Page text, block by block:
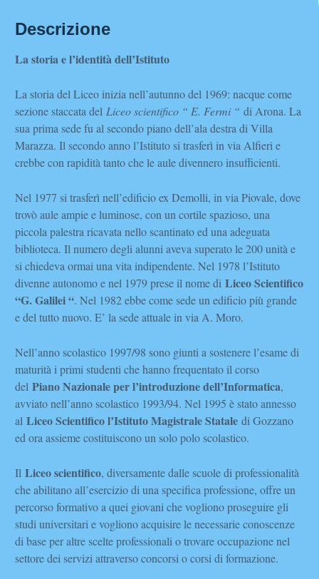
Descrizione
La storia e l’identità dell’Istituto
La storia del Liceo inizia nell’autunno del 1969: nacque come
sezione staccata del Liceo scientifico “ E. Fermi “ di Arona. La
sua prima sede fu al secondo piano dell’ala destra di Villa
Marazza. Il secondo anno l’Istituto si trasferì in via Alfieri e
crebbe con rapidità tanto che le aule divennero insufficienti.
Nel 1977 si trasferì nell’edificio ex Demolli, in via Piovale, dove
trovò aule ampie e luminose, con un cortile spazioso, una
piccola palestra ricavata nello scantinato ed una adeguata
biblioteca. Il numero degli alunni aveva superato le 200 unità e
si chiedeva ormai una vita indipendente. Nel 1978 l’Istituto
divenne autonomo e nel 1979 prese il nome di Liceo Scientifico
“G. Galilei “. Nel 1982 ebbe come sede un edificio più grande
e del tutto nuovo. E’ la sede attuale in via A. Moro.
Nell’anno scolastico 1997/98 sono giunti a sostenere l’esame di
maturità i primi studenti che hanno frequentato il corso
del Piano Nazionale per l’introduzione dell’Informatica,
avviato nell’anno scolastico 1993/94. Nel 1995 è stato annesso
al Liceo Scientifico l’Istituto Magistrale Statale di Gozzano
ed ora assieme costituiscono un solo polo scolastico.
Il Liceo scientifico, diversamente dalle scuole di professionalità
che abilitano all’esercizio di una specifica professione, offre un
percorso formativo a quei giovani che vogliono proseguire gli
studi universitari e vogliono acquisire le necessarie conoscenze
di base per altre scelte professionali o trovare occupazione nel
settore dei servizi attraverso concorsi o corsi di formazione.